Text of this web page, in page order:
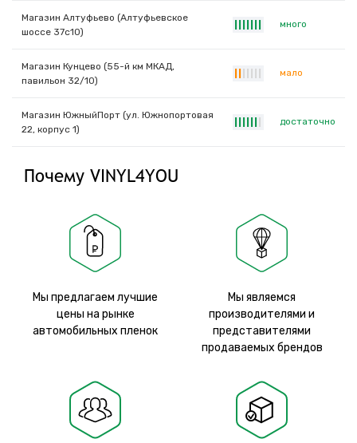
Магазин Алтуфьево (Алтуфьевское
шоссе 37с10)
много
Магазин Кунцево (55-й км МКАД,
павильон 32/10)
мало
Магазин ЮжныйПорт (ул. Южнопортовая
22, корпус 1)
достаточно
Почему VINYL4YOU
Мы предлагаем лучшие
цены на рынке
автомобильных пленок
Мы являемся
производителями и
представителями
продаваемых брендов